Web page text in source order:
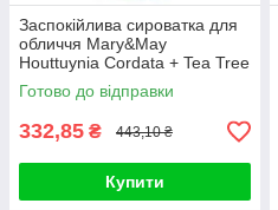
Заспокійлива сироватка для
обличчя Mary&May
Houttuynia Cordata + Tea Tree
Serum 30ml
Готово до відправки
332,85 ₴ 443,10 ₴
Купити